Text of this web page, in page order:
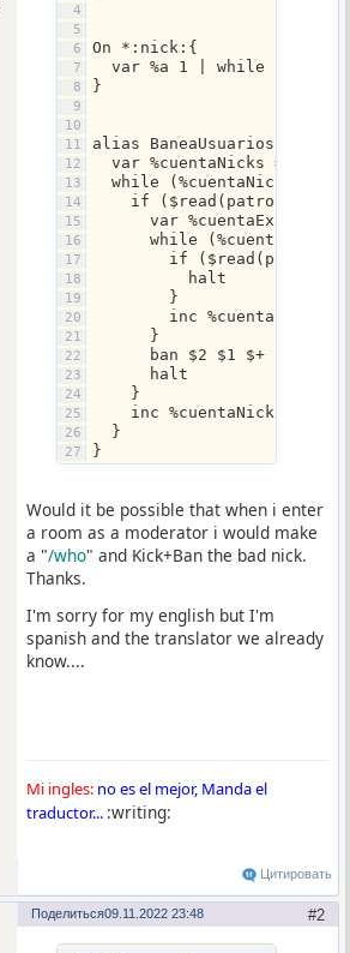
On *:nick:{
var %a 1 | while
}
alias BaneaUsuarios {
  var %cuentaNicks = 1
while (%cuentaNicks <=
if
var
while
if
          halt
        }
inc
      }
ban $2 $1 $+ !*@* |
      halt
    }
    inc %cuentaNicks
  }
}
Would it be possible that when i enter
a room as a moderator i would make
a "/who" and Kick+Ban the bad nick.
Thanks.
I'm sorry for my english but I'm
spanish and the translator we already
know....
Mi ingles: no es el mejor, Manda el
traductor... :writing:
Цитировать
Поделиться 2
09.11.2022 23:48